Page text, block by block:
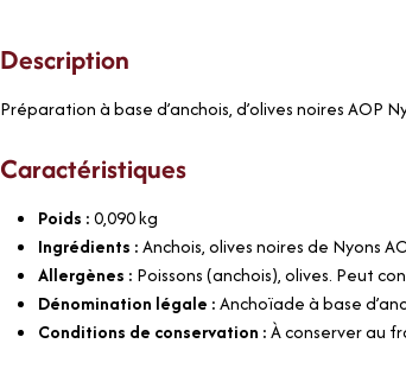
Description
Préparation à base d’anchois, d’olives noires AOP
Caractéristiques
Poids :0,090kg
Ingrédients :Anchois, olives noires de Nyons
Allergènes : Poissons (anchois), olives. Peut
Dénomination légale :Anchoïade à base
Conditions de conservation :À conserver au